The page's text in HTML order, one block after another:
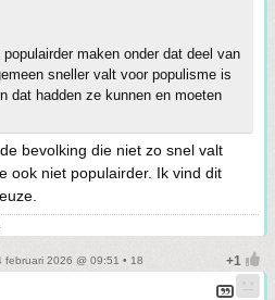
maken onder dat deel van
sneller valt voor populisme is
dat hadden ze kunnen en moeten
bevolking die niet zo snel valt
ook niet populairder. Ik vind dit
februari 2026 @ 09:51 • 18